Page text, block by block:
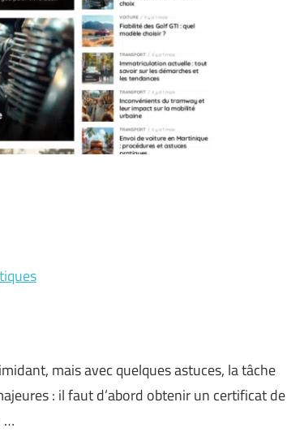
mais avec quelques astuces, la tâche
: il faut d’abord obtenir un certificat de
…